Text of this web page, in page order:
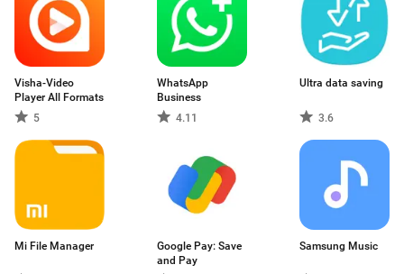
Visha-Video
Player All Formats
5
WhatsApp
Business
4.11
Ultra data saving
3.6
Mi File Manager
Google Pay: Save
and Pay
Samsung Music